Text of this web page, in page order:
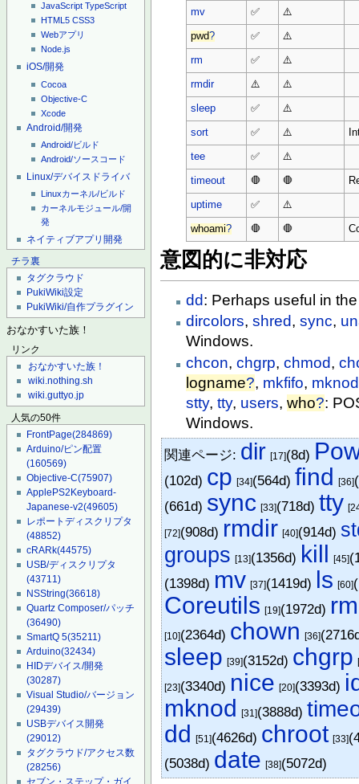
JavaScript TypeScript
HTML5 CSS3
Webアプリ
Node.js
iOS/開発
Cocoa
Objective-C
Xcode
Android/開発
Android/ビルド
Android/ソースコード
Linux/デバイスドライバ
Linuxカーネル/ビルド
カーネルモジュール/開
発
ネイティブアプリ開発
チラ裏
タグクラウド
PukiWiki設定
PukiWiki/自作プラグイン
おなかすいた族！
リンク
おなかすいた族！
wiki.nothing.sh
wiki.guttyo.jp
人気の50件
FrontPage(284869)
Arduino/ピン配置
(160569)
Objective-C(75907)
ApplePS2Keyboard-
Japanese-v2(49605)
レポートディスクリプタ
(48852)
cRARk(44575)
USB/ディスクリプタ
(43711)
NSString(36618)
Quartz Composer/パッチ
(36490)
SmartQ 5(35211)
Arduino(32434)
HIDデバイス/開発
(30287)
Visual Studio/バージョン
(29439)
USBデバイス開発
(29012)
タグクラウド/アクセス数
(28256)
セブン・ステップ・ガイ
mv ✅ ⚠️
pwd? ✅ ⚠️
rm ✅ ⚠️
rmdir ⚠️ ⚠️
sleep ✅ ⚠️
sort ✅ ⚠️
tee ✅ ⚠️
timeout 🛑 🛑
uptime ✅ ⚠️
whoami? 🛑 🛑
意図的に非対応
dd: Perhaps useful in
dircolors,shred,sync,
Windows.
chcon,chgrp,chmod,
logname?, mkfifo, mknod
stty,tty, users,who?:
Windows.
関連ページ: dir [17](8d)
(102d) cp [34](564d) find [36]
(661d) sync [33](718d) tty
[72](908d) rmdir [40](914d)
groups [13](1356d) kill [45]
(1398d) mv [37](1419d) ls [60]
Coreutils [19](1972d) rm
[10](2364d) chown [36]
sleep [39](3152d) chgrp
[23](3340d) nice [20](3393d)
mknod [31](3888d)
dd [51](4626d) chroot [33]
(5038d) date [38](5072d)